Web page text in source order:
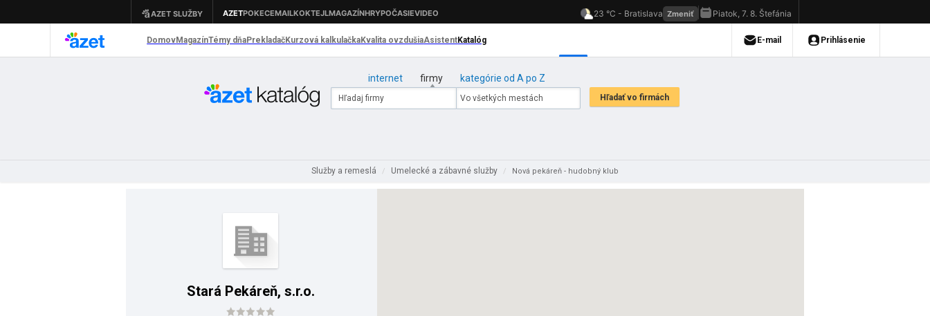
internet firmy kategórie od A po Z
Služby a remeslá / Umelecké a zábavné služby / Nová pekáreň - hudobný klub
Stará Pekáreň, s.r.o.